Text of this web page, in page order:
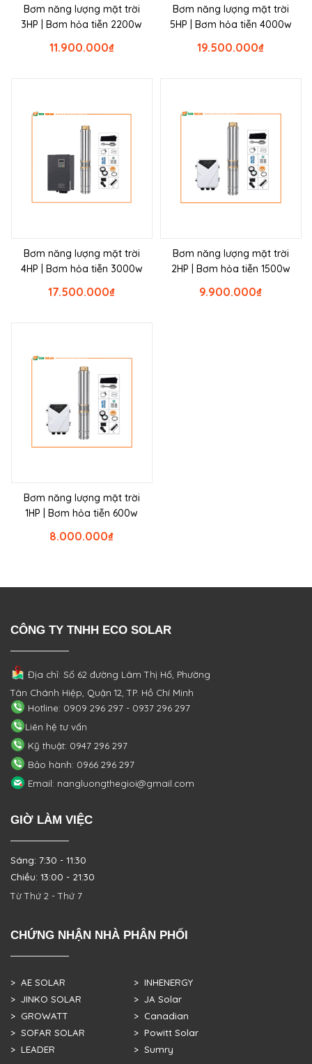
Bơm năng lượng mặt trời
3HP | Bơm hỏa tiễn 2200w
₫
11.900.000
Bơm năng lượng mặt trời
5HP | Bơm hỏa tiễn 4000w
₫
19.500.000
Bơm năng lượng mặt trời
4HP | Bơm hỏa tiễn 3000w
₫
17.500.000
Bơm năng lượng mặt trời
2HP | Bơm hỏa tiễn 1500w
₫
9.900.000
Bơm năng lượng mặt trời
1HP | Bơm hỏa tiễn 600w
₫
8.000.000
CÔNG TY TNHH ECO SOLAR
Địa chỉ: Số 62 đường Lâm Thị Hố, Phường
Tân Chánh Hiệp, Quận 12, TP. Hồ Chí Minh
Hotline: 0909 296 297 - 0937 296 297
Liên hệ tư vấn
Kỹ thuật: 0947 296 297
Bảo hành: 0966 296 297
Email: nangluongthegioi@gmail.com
GIỜ LÀM VIỆC
Sáng: 7:30 - 11:30
Chiều: 13:00 - 21:30
Từ Thứ 2 - Thứ 7
CHỨNG NHẬN NHÀ PHÂN PHỐI
> AE SOLAR
> JINKO SOLAR
> GROWATT
> SOFAR SOLAR
> LEADER
> INHENERGY
> JA Solar
> Canadian
> Powitt Solar
> Sumry